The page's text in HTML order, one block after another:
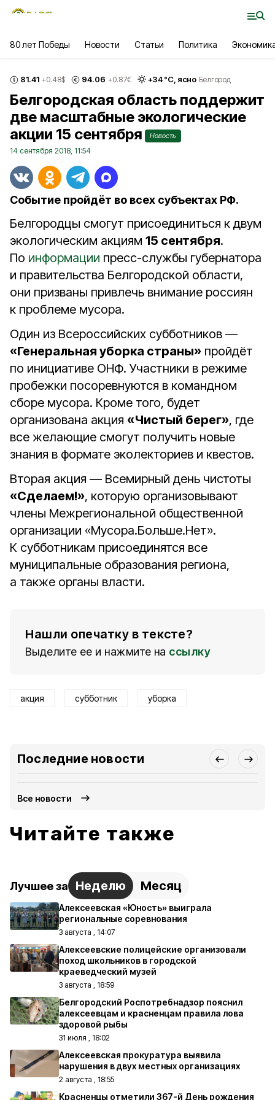
80 лет Победы Новости Статьи Политика
81.41 +0.48$ 94.06 +0.87€ +34°С, ясно Белгород
Белгородская область поддержит
две масштабные экологические
акции 15 сентября
Новость
14 сентября 2018, 11:54
Событие пройдёт во всех субъектах РФ.
Белгородцы смогут присоединиться к двум
экологическим акциям 15 сентября.
По информации пресс-службы губернатора
и правительства Белгородской области,
они призваны привлечь внимание россиян
к проблеме мусора.
Один из Всероссийских субботников —
«Генеральная уборка страны» пройдёт
по инициативе ОНФ. Участники в режиме
пробежки посоревнуются в командном
сборе мусора. Кроме того, будет
организована акция «Чистый берег», где
все желающие смогут получить новые
знания в формате эколекториев и квестов.
Вторая акция — Всемирный день чистоты
«Сделаем!», которую организовывают
члены Межрегиональной общественной
организации «Мусора.Больше.Нет».
К субботникам присоединятся все
муниципальные образования региона,
а также органы власти.
Нашли опечатку в тексте?
Выделите ее и нажмите на ссылку
акция субботник уборка
Последние новости
Все новости
Читайте также
Лучшее за Неделю Месяц
Алексеевская «Юность» выиграла
региональные соревнования
3 августа , 14:07
Алексеевские полицейские организовали
поход школьников в городской
краеведческий музей
3 августа , 18:59
Белгородский Роспотребнадзор пояснил
алексеевцам и красненцам правила лова
здоровой рыбы
31 июля , 18:02
Алексеевская прокуратура выявила
нарушения в двух местных организациях
2 августа , 18:55
Красненцы отметили 367-й День рождения